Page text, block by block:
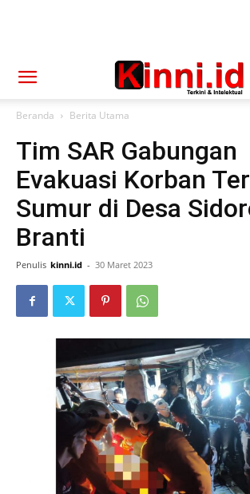
Beranda Berita Utama
Tim SAR Gabungan
Evakuasi Korban
Sumur di Desa
Branti
Penulis kinni.id - 30 Maret 2023